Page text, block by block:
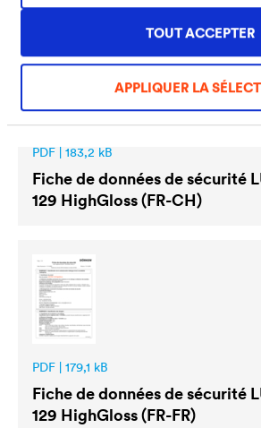
TOUT ACCEPTER
APPLIQUER LA
PDF | 183,2 kB
Fiche de données de sécurité
129 HighGloss (FR-CH)
PDF | 179,1 kB
Fiche de données de sécurité
129 HighGloss (FR-FR)